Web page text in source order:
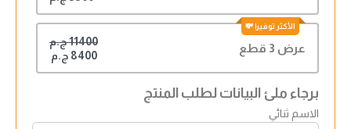
عرض 3 قطع
11400 ج.م
8400 ج.م
برجاء ملئ البيانات لطلب المنتج
الاسم ثنائي